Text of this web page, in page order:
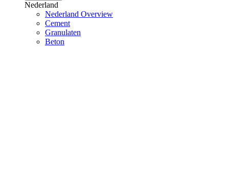
Nederland
Nederland Overview
Cement
Granulaten
Beton